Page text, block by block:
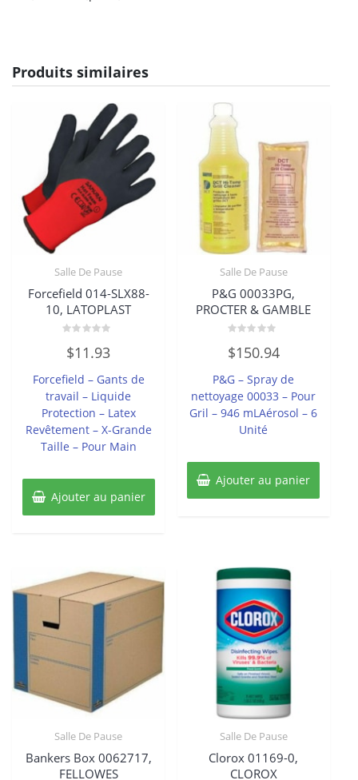
Produits similaires
Salle De Pause
Forcefield 014-SLX88-
10, LATOPLAST
0
sur
$11.93
Forcefield – Gants de
travail – Liquide
Protection – Latex
Revêtement – X-Grande
Taille – Pour Main
Ajouter au panier
Salle De Pause
P&G 00033PG,
PROCTER & GAMBLE
0
sur
$150.94
P&G – Spray de
nettoyage 00033 – Pour
Gril – 946 mLAérosol – 6
Unité
Ajouter au panier
Salle De Pause
Bankers Box 0062717,
FELLOWES
Salle De Pause
Clorox 01169-0,
CLOROX